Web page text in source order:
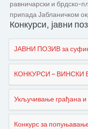
равничарски и брдско-
припада Јабланичком
Конкурси, јавни
ЈАВНИ ПОЗИВ за
КОНКУРСИ – ВИНСКИ
Укључивање грађана и
Конкурс за